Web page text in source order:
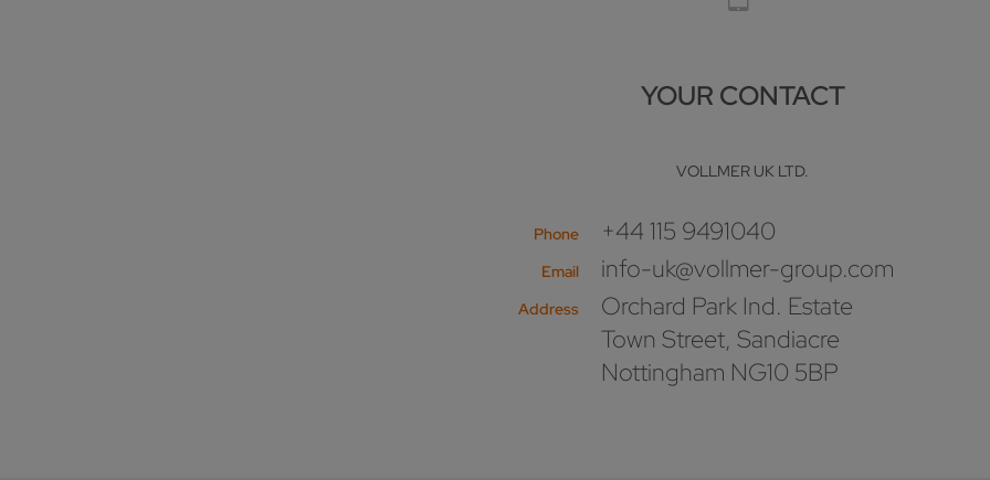
YOUR CONTACT
VOLLMER UK LTD.
Phone +44 115 9491040
Email info-uk@vollmer-group.com
Address
Orchard Park Ind. Estate
Town Street, Sandiacre
Nottingham NG10 5BP